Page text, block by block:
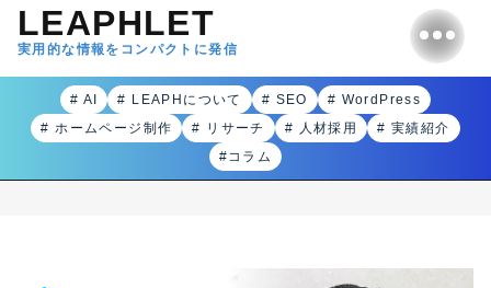
LEAPHLET
実用的な情報をコンパクトに発信
# AI # LEAPHについて # SEO
# WordPress
# ホームページ制作
# リサーチ # 人材採用
# 実績紹介
#コラム